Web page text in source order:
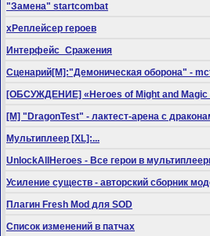
"Замена" startcombat
xРеплейсер героев
Интерфейс_Сражения
Сценарий[M]:"Демоническая оборона" -
[ОБСУЖДЕНИЕ] «Heroes of Might and Magic
[M] "DragonTest" - лактест-арена с
Мультиплеер [XL]:...
UnlockAllHeroes - Все герои в
Усиление существ - авторский сборник
Плагин Fresh Mod для SOD
Список изменений в патчах